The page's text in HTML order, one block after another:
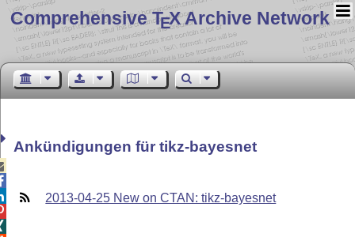
Comprehensive TEX Archive Network
Ankündigungen für tikz-bayesnet
2013-04-25 New on CTAN: tikz-bayesnet